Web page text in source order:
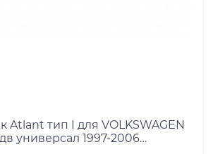
Atlant тип I для VOLKSWAGEN
универсал 1997-2006